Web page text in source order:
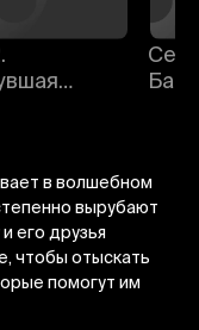
в волшебном
вырубают
его друзья
чтобы отыскать
помогут им